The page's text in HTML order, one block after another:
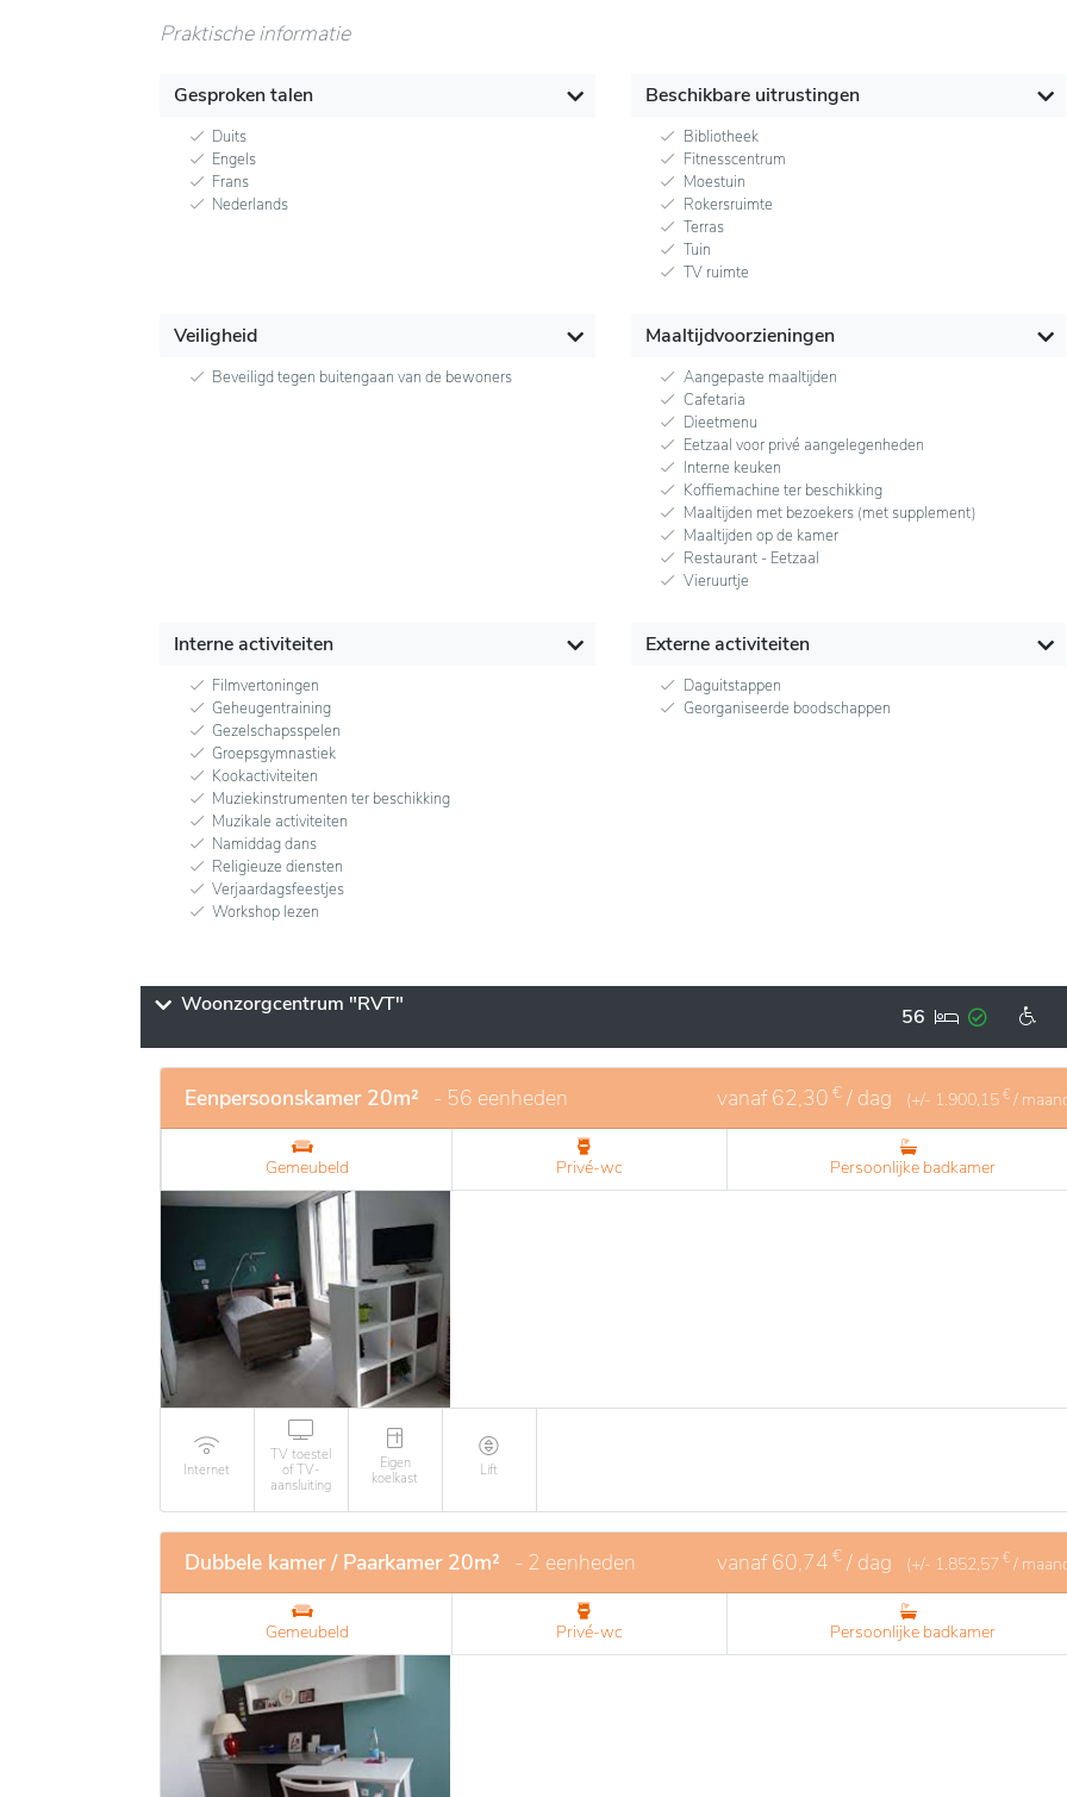
Praktische informatie
Gesproken talen
Duits
Engels
Frans
Nederlands
Beschikbare uitrustingen
Bibliotheek
Fitnesscentrum
Moestuin
Rokersruimte
Terras
Tuin
TV ruimte
Veiligheid
Beveiligd tegen buitengaan van de bewoners
Maaltijdvoorzieningen
Aangepaste maaltijden
Cafetaria
Dieetmenu
Eetzaal voor privé aangelegenheden
Interne keuken
Koffiemachine ter beschikking
Maaltijden met bezoekers (met supplement)
Maaltijden op de kamer
Restaurant - Eetzaal
Vieruurtje
Interne activiteiten
Filmvertoningen
Geheugentraining
Gezelschapsspelen
Groepsgymnastiek
Kookactiviteiten
Muziekinstrumenten ter beschikking
Muzikale activiteiten
Namiddag dans
Religieuze diensten
Verjaardagsfeestjes
Workshop lezen
Externe activiteiten
Daguitstappen
Georganiseerde boodschappen
Woonzorgcentrum "RVT" 56
Eenpersoonskamer 20m² - 56 eenheden vanaf62,30 € / dag (+/- 1.900,15 € /
Gemeubeld Privé-wc Persoonlijke badkamer
Internet
TV toestel
of TV-
aansluiting
Eigen
koelkast
Lift
Dubbele kamer / Paarkamer 20m² - 2 eenheden vanaf60,74 € / dag (+/- 1.852,57 € /
Gemeubeld Privé-wc Persoonlijke badkamer